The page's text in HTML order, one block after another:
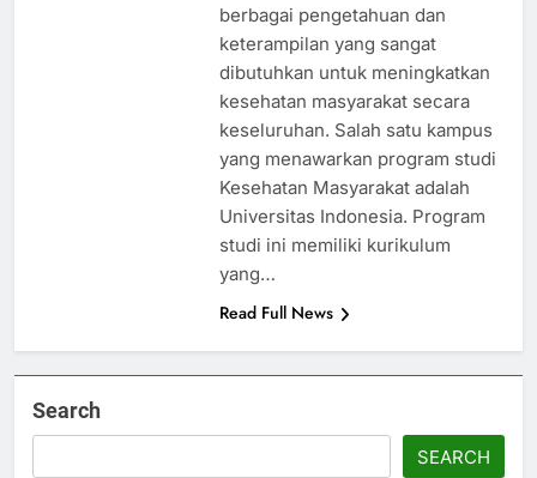
berbagai pengetahuan dan
keterampilan yang sangat
dibutuhkan untuk meningkatkan
kesehatan masyarakat secara
keseluruhan. Salah satu kampus
yang menawarkan program studi
Kesehatan Masyarakat adalah
Universitas Indonesia. Program
studi ini memiliki kurikulum
yang…
Read Full News
Search
SEARCH